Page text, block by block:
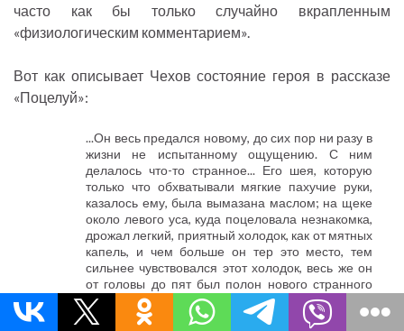
часто как бы только случайно вкрапленным
«физиологическим комментарием».
Вот как описывает Чехов состояние героя в рассказе
«Поцелуй»:
...Он весь предался новому, до сих пор ни разу в
жизни не испытанному ощущению. С ним
делалось что-то странное... Его шея, которую
только что обхватывали мягкие пахучие руки,
казалось ему, была вымазана маслом; на щеке
около левого уса, куда поцеловала незнакомка,
дрожал легкий, приятный холодок, как от мятных
капель, и чем больше он тер это место, тем
сильнее чувствовался этот холодок, весь же он
от головы до пят был полон нового странного
чувства, которое все росло и росло... Легли
спать, а у Рябовича шея все еще, казалось ему,